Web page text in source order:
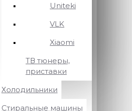
Uniteki
VLK
Xiaomi
ТВ тюнеры,
приставки
Холодильники
Стиральные машины